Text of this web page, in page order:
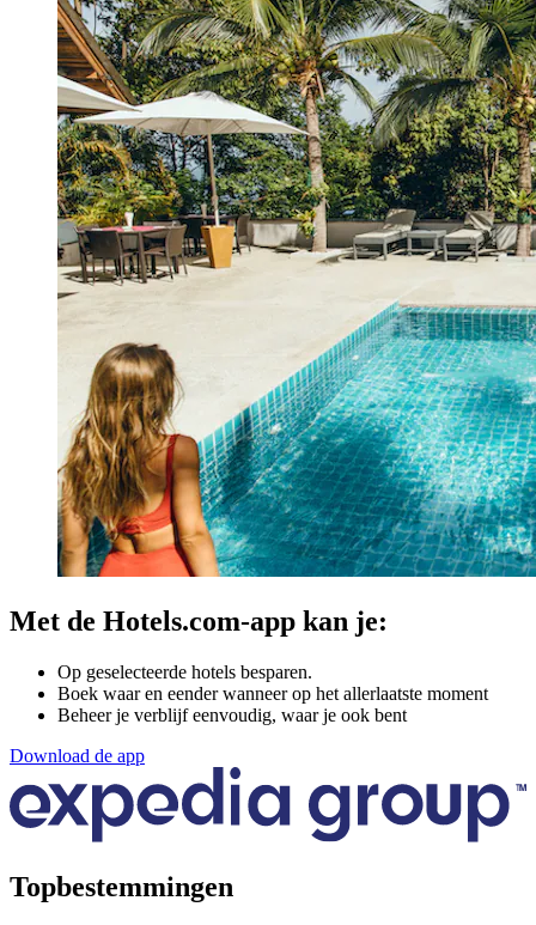
Met de Hotels.com-app kan je:
Op geselecteerde hotels besparen.
Boek waar en eender wanneer op het allerlaatste moment
Beheer je verblijf eenvoudig, waar je ook bent
Download de app
Topbestemmingen